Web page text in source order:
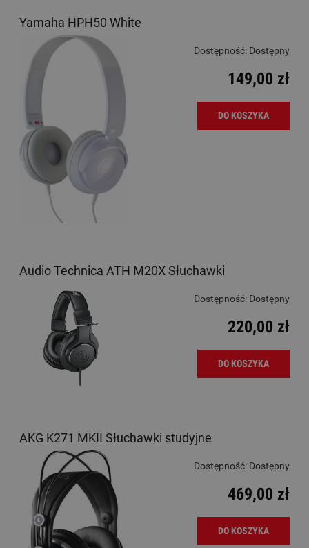
Yamaha HPH50 White
Dostępność: Dostępny
149,00 zł
DO KOSZYKA
Audio Technica ATH M20X Słuchawki
Dostępność: Dostępny
220,00 zł
DO KOSZYKA
AKG K271 MKII Słuchawki studyjne
Dostępność: Dostępny
469,00 zł
DO KOSZYKA